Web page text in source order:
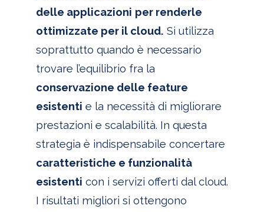
delle applicazioni per renderle
ottimizzate per il cloud. Si utilizza
soprattutto quando è necessario
trovare l’equilibrio fra la
conservazione delle feature
esistenti e la necessità di migliorare
prestazioni e scalabilità. In questa
strategia è indispensabile concertare
caratteristiche e funzionalità
esistenti con i servizi offerti dal cloud.
I risultati migliori si ottengono